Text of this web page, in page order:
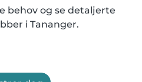
behov og se detaljerte
i Tananger.